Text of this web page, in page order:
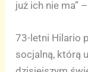
już ich nie ma”
73-letni Hilario
socjalną, którą